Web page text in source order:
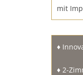
mit
♦
♦ 2-